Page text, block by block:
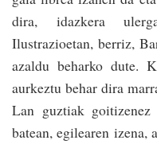
dira, idazkera
Ilustrazioetan, berriz,
azaldu beharko dute.
aurkeztu behar dira
Lan guztiak
batean, egilearen izena,